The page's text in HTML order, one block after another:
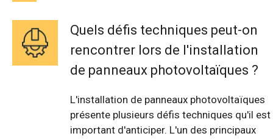
Quels défis techniques peut-on
rencontrer lors de l'installation
de panneaux photovoltaïques ?
L'installation de panneaux photovoltaïques
présente plusieurs défis techniques qu'il est
important d'anticiper. L'un des principaux